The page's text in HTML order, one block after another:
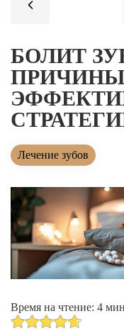
Лечение кариеса
Лечение высокой
Лечение зубов за один день
Лечение пародонтита
Наращивание зуба
ИСПРАВЛЕНИЕ
Металлические брекеты
Установка брекетов
Элайнеры ClearCorrect
БОЛИТ
Лечение зубов
Время на чтение: 4